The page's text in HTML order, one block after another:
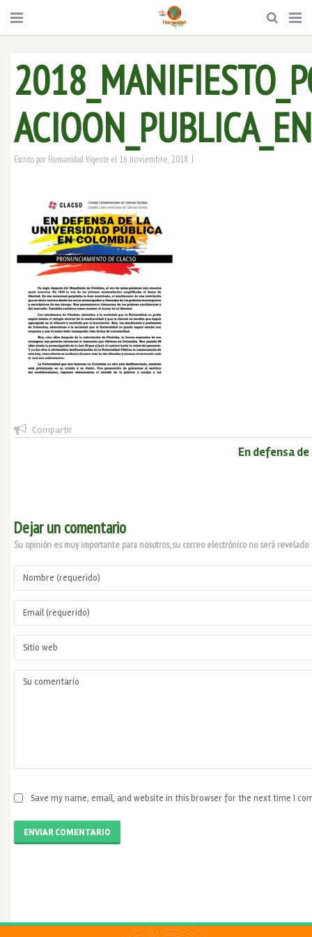
Escrito por Humanidad Vigente el 16 noviembre, 2018 |
Compartir
En defensa
Dejar un comentario
Su opinión es muy importante para nosotros, su correo electrónico no será revelado
Save my name, email, and website in this browser for the next time I
ENVIAR COMENTARIO